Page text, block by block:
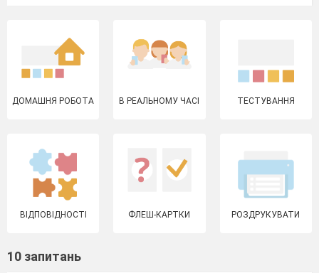
ДОМАШНЯ РОБОТА В РЕАЛЬНОМУ ЧАСІ ТЕСТУВАННЯ
ВІДПОВІДНОСТІ ФЛЕШ-КАРТКИ РОЗДРУКУВАТИ
10 запитань